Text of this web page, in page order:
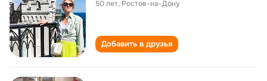
50 лет, Ростов-на-Дону
Добавить в друзья